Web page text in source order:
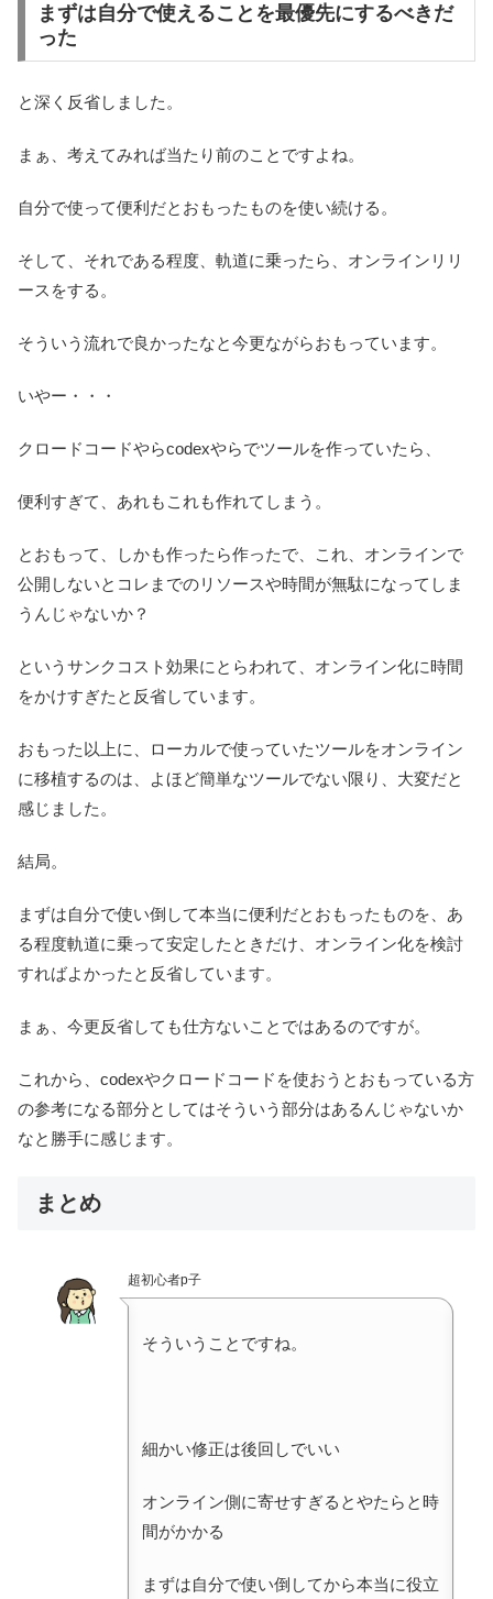
まずは自分で使えることを最優先にするべきだ
った
と深く反省しました。
まぁ、考えてみれば当たり前のことですよね。
自分で使って便利だとおもったものを使い続ける。
そして、それである程度、軌道に乗ったら、オンラインリリ
ースをする。
そういう流れで良かったなと今更ながらおもっています。
いやー・・・
クロードコードやらcodexやらでツールを作っていたら、
便利すぎて、あれもこれも作れてしまう。
とおもって、しかも作ったら作ったで、これ、オンラインで
公開しないとコレまでのリソースや時間が無駄になってしま
うんじゃないか？
というサンクコスト効果にとらわれて、オンライン化に時間
をかけすぎたと反省しています。
おもった以上に、ローカルで使っていたツールをオンライン
に移植するのは、よほど簡単なツールでない限り、大変だと
感じました。
結局。
まずは自分で使い倒して本当に便利だとおもったものを、あ
る程度軌道に乗って安定したときだけ、オンライン化を検討
すればよかったと反省しています。
まぁ、今更反省しても仕方ないことではあるのですが。
これから、codexやクロードコードを使おうとおもっている方
の参考になる部分としてはそういう部分はあるんじゃないか
なと勝手に感じます。
まとめ
超初心者p子
そういうことですね。
細かい修正は後回しでいい
オンライン側に寄せすぎるとやたらと時
間がかかる
まずは自分で使い倒してから本当に役立